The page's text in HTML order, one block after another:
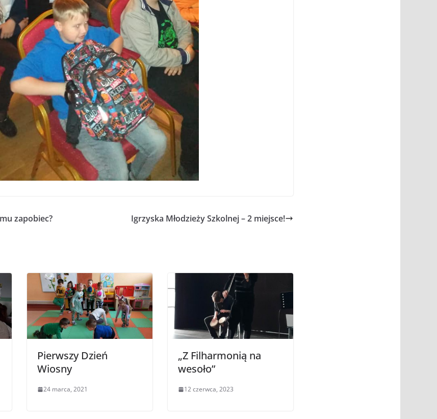
zapobiec? Igrzyska Młodzieży Szkolnej – 2 miejsce!
Pierwszy Dzień
Wiosny
24 marca, 2021
„Z Filharmonią na
wesoło”
12 czerwca, 2023